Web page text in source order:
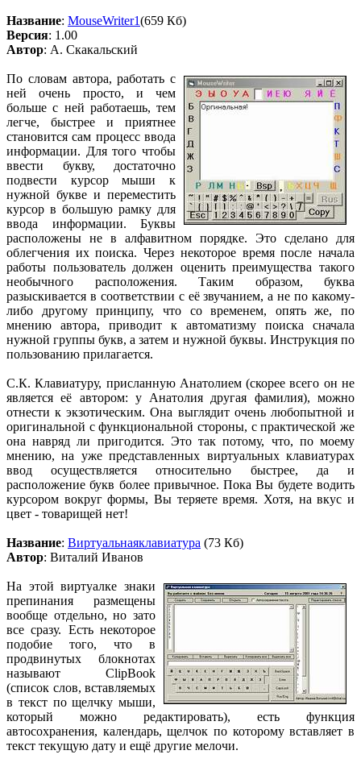
Название: MouseWriter1(659 Кб)
Версия: 1.00
Автор: А. Скакальский
По словам автора, работать с
ней очень просто, и чем
больше с ней работаешь, тем
легче, быстрее и приятнее
становится сам процесс ввода
информации. Для того чтобы
ввести букву, достаточно
подвести курсор мыши к
нужной букве и переместить
курсор в большую рамку для
ввода информации. Буквы
расположены не в алфавитном порядке. Это сделано для
облегчения их поиска. Через некоторое время после начала
работы пользователь должен оценить преимущества такого
необычного расположения. Таким образом, буква
разыскивается в соответствии с её звучанием, а не по какому-
либо другому принципу, что со временем, опять же, по
мнению автора, приводит к автоматизму поиска сначала
нужной группы букв, а затем и нужной буквы. Инструкция по
пользованию прилагается.
С.К. Клавиатуру, присланную Анатолием (скорее всего он не
является её автором: у Анатолия другая фамилия), можно
отнести к экзотическим. Она выглядит очень любопытной и
оригинальной с функциональной стороны, с практической же
она навряд ли пригодится. Это так потому, что, по моему
мнению, на уже представленных виртуальных клавиатурах
ввод осуществляется относительно быстрее, да и
расположение букв более привычное. Пока Вы будете водить
курсором вокруг формы, Вы теряете время. Хотя, на вкус и
цвет - товарищей нет!
Название: Виртуальнаяклавиатура (73 Кб)
Автор: Виталий Иванов
На этой виртуалке знаки
препинания размещены
вообще отдельно, но зато
все сразу. Есть некоторое
подобие того, что в
продвинутых блокнотах
называют ClipBook
(список слов, вставляемых
в текст по щелчку мыши,
который можно редактировать), есть функция
автосохранения, календарь, щелчок по которому вставляет в
текст текущую дату и ещё другие мелочи.